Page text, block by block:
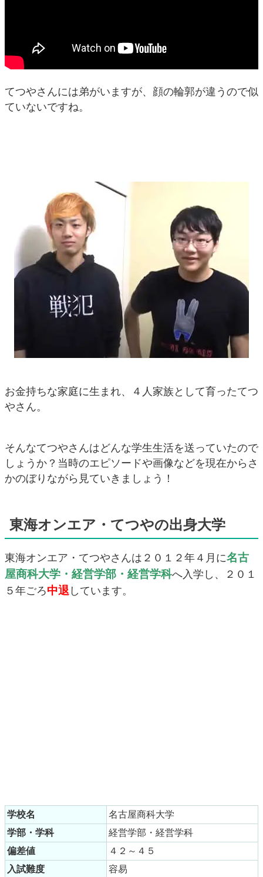
てつやさんには弟がいますが、顔の輪郭が違うので似
ていないですね。
お金持ちな家庭に生まれ、４人家族として育ったてつ
やさん。
そんなてつやさんはどんな学生生活を送っていたので
しょうか？当時のエピソードや画像などを現在からさ
かのぼりながら見ていきましょう！
東海オンエア・てつやの出身大学
東海オンエア・てつやさんは２０１２年４月に名古
屋商科大学・経営学部・経営学科へ入学し、２０１
５年ごろ中退 しています。
学校名
名古屋商科大学
学部・学科
経営学部・経営学科
偏差値
４２～４５
入試難度
容易